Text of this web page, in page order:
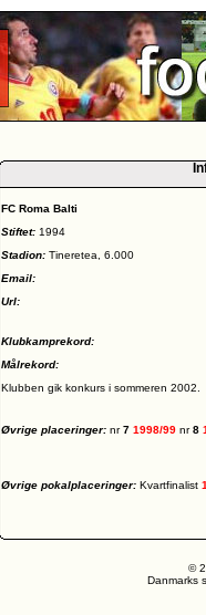
FC Roma Balti
Stiftet: 1994
Stadion: Tineretea, 6.000
Email:
Url:
Klubkamprekord:
Målrekord:
Klubben gik konkurs i sommeren 2002.
Øvrige placeringer: nr7 1998/99 nr8
Øvrige pokalplaceringer: Kvartfinalist
©
Danmarks